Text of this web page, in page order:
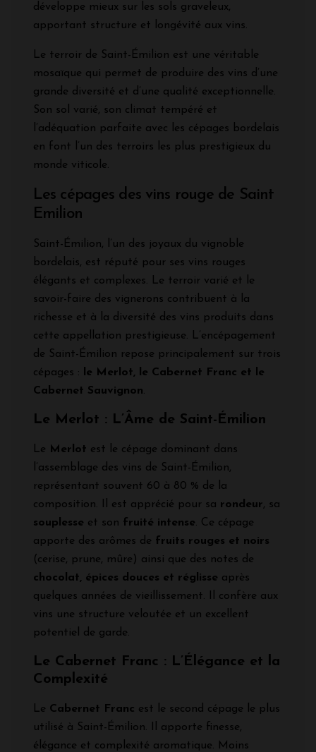
développe mieux sur les sols graveleux,
apportant structure et longévité aux vins.
Le terroir de Saint-Émilion est une véritable
mosaïque qui permet de produire des vins d’une
grande diversité et d’une qualité exceptionnelle.
Son sol varié, son climat tempéré et
l’adéquation parfaite avec les cépages bordelais
en font l’un des terroirs les plus prestigieux du
monde viticole.
Les cépages des vins rouge de Saint
Emilion
Saint-Émilion, l’un des joyaux du vignoble
bordelais, est réputé pour ses vins rouges
élégants et complexes. Le terroir varié et le
savoir-faire des vignerons contribuent à la
richesse et à la diversité des vins produits dans
cette appellation prestigieuse. L’encépagement
de Saint-Émilion repose principalement sur trois
cépages :
le Merlot, le Cabernet Franc et le
Cabernet Sauvignon.
Le Merlot : L’Âme de Saint-Émilion
Le Merlot est le cépage dominant dans
l’assemblage des vins de Saint-Émilion,
représentant souvent 60 à 80 % de la
composition. Il est apprécié pour sa rondeur, sa
souplesse et son fruité intense. Ce cépage
apporte des arômes de fruits rouges et noirs
(cerise, prune, mûre) ainsi que des notes de
chocolat, épices douces et réglisse après
quelques années de vieillissement. Il confère aux
vins une structure veloutée et un excellent
potentiel de garde.
Le Cabernet Franc : L’Élégance et la
Complexité
Le Cabernet Franc est le second cépage le plus
utilisé à Saint-Émilion. Il apporte finesse,
élégance et complexité aromatique. Moins